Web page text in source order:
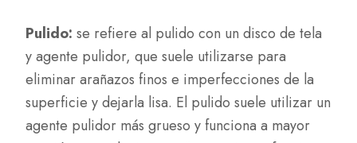
Pulido:se refiere al pulido con un disco de tela
y agente pulidor, que suele utilizarse para
eliminar arañazos finos e imperfecciones de la
superficie y dejarla lisa. El pulido suele utilizar un
agente pulidor más grueso y funciona a mayor